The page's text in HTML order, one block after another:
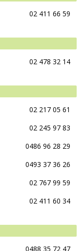
02 411 66 59
02 478 32 14
02 217 05 61
02 245 97 83
0486 96 28 29
0493 37 36 26
02 767 99 59
02 411 60 34
0488 35 72 47